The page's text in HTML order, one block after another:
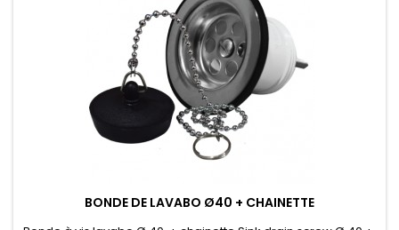
BONDE DE LAVABO Ø40 + CHAINETTE